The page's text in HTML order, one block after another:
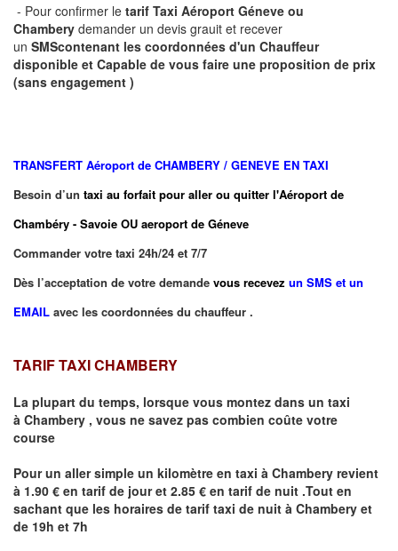
- Pour confirmer le tarif Taxi Aéroport Géneve ou
Chambery demander un devis grauit et recever
un SMScontenant les coordonnées d'un Chauffeur
disponible et Capable de vous faire une proposition de prix
(sans engagement )
TRANSFERT Aéroport de CHAMBERY / GENEVE EN TAXI
Besoin d’un taxi au forfait pour aller ou quitter l'Aéroport de
Chambéry - Savoie OU aeroport de Géneve
Commander votre taxi 24h/24 et 7/7
Dès l’acceptation de votre demande vous recevez un SMS et un
EMAIL avec les coordonnées du chauffeur .
TARIF TAXI CHAMBERY
La plupart du temps, lorsque vous montez dans un taxi
à Chambery , vous ne savez pas combien coûte votre
course
Pour un aller simple un kilomètre en taxi à Chambery revient
à 1.90 € en tarif de jour et 2.85 € en tarif de nuit .Tout en
sachant que les horaires de tarif taxi de nuit à Chambery et
de 19h et 7h